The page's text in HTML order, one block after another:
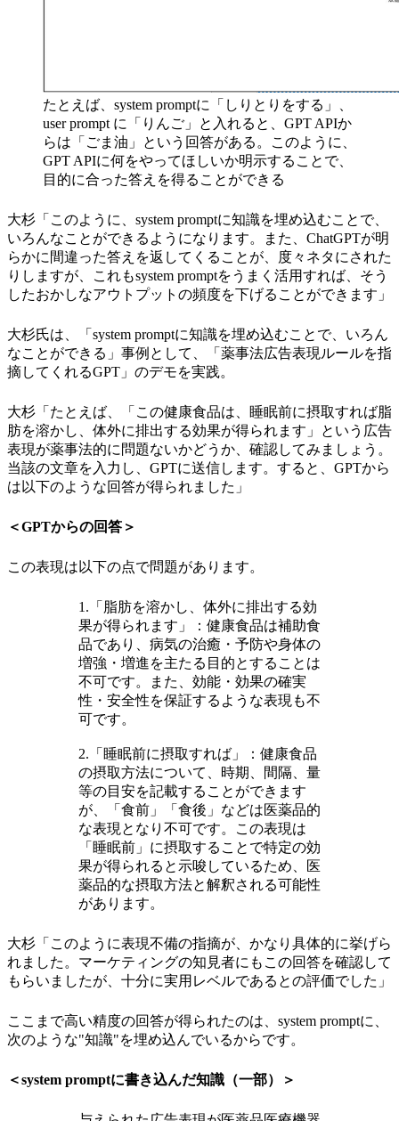
たとえば、system promptに「しりとりをする」、
user prompt に「りんご」と入れると、GPT APIか
らは「ごま油」という回答がある。このように、
GPT APIに何をやってほしいか明示することで、
目的に合った答えを得ることができる
大杉「このように、system promptに知識を埋め込むことで、
いろんなことができるようになります。また、ChatGPTが明
らかに間違った答えを返してくることが、度々ネタにされた
りしますが、これもsystem promptをうまく活用すれば、そう
したおかしなアウトプットの頻度を下げることができます」
大杉氏は、「system promptに知識を埋め込むことで、いろん
なことができる」事例として、「薬事法広告表現ルールを指
摘してくれるGPT」のデモを実践。
大杉「たとえば、「この健康食品は、睡眠前に摂取すれば脂
肪を溶かし、体外に排出する効果が得られます」という広告
表現が薬事法的に問題ないかどうか、確認してみましょう。
当該の文章を入力し、GPTに送信します。すると、GPTから
は以下のような回答が得られました」
＜GPTからの回答＞
この表現は以下の点で問題があります。
1.「脂肪を溶かし、体外に排出する効
果が得られます」：健康食品は補助食
品であり、病気の治癒・予防や身体の
増強・増進を主たる目的とすることは
不可です。また、効能・効果の確実
性・安全性を保証するような表現も不
可です。
2.「睡眠前に摂取すれば」：健康食品
の摂取方法について、時期、間隔、量
等の目安を記載することができます
が、「食前」「食後」などは医薬品的
な表現となり不可です。この表現は
「睡眠前」に摂取することで特定の効
果が得られると示唆しているため、医
薬品的な摂取方法と解釈される可能性
があります。
大杉「このように表現不備の指摘が、かなり具体的に挙げら
れました。マーケティングの知見者にもこの回答を確認して
もらいましたが、十分に実用レベルであるとの評価でした」
ここまで高い精度の回答が得られたのは、system promptに、
次のような"知識"を埋め込んでいるからです。
＜system promptに書き込んだ知識（一部）＞